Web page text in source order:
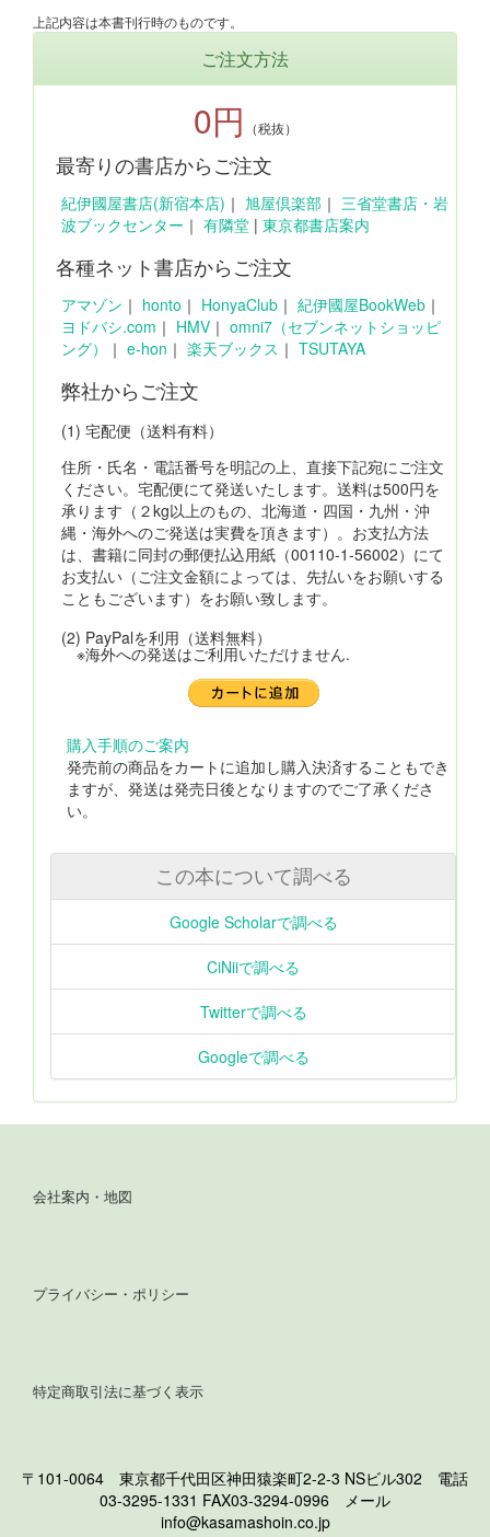
上記内容は本書刊行時のものです。
ご注文方法
0円 （税抜）
最寄りの書店からご注文
紀伊國屋書店(新宿本店) ｜ 旭屋倶楽部 ｜ 三省堂書店・岩
波ブックセンター ｜ 有隣堂 | 東京都書店案内
各種ネット書店からご注文
アマゾン ｜ honto ｜ HonyaClub ｜ 紀伊國屋BookWeb ｜
ヨドバシ.com ｜ HMV ｜ omni7（セブンネットショッピ
ング）
｜ e-hon ｜ 楽天ブックス ｜ TSUTAYA
弊社からご注文
(1) 宅配便（送料有料）
住所・氏名・電話番号を明記の上、直接下記宛にご注文
ください。宅配便にて発送いたします。送料は500円を
承ります（２kg以上のもの、北海道・四国・九州・沖
縄・海外へのご発送は実費を頂きます）。お支払方法
は、書籍に同封の郵便払込用紙（00110-1-56002）にて
お支払い（ご注文金額によっては、先払いをお願いする
こともございます）をお願い致します。
(2) PayPalを利用（送料無料）
※海外への発送はご利用いただけません.
購入手順のご案内
発売前の商品をカートに追加し購入決済することもでき
ますが、発送は発売日後となりますのでご了承くださ
い。
この本について調べる
Google Scholarで調べる
CiNiiで調べる
Twitterで調べる
Googleで調べる
会社案内・地図
プライバシー・ポリシー
特定商取引法に基づく表示
〒101-0064 東京都千代田区神田猿楽町2-2-3 NSビル302 電話
03-3295-1331 FAX03-3294-0996 メール
info@kasamashoin.co.jp